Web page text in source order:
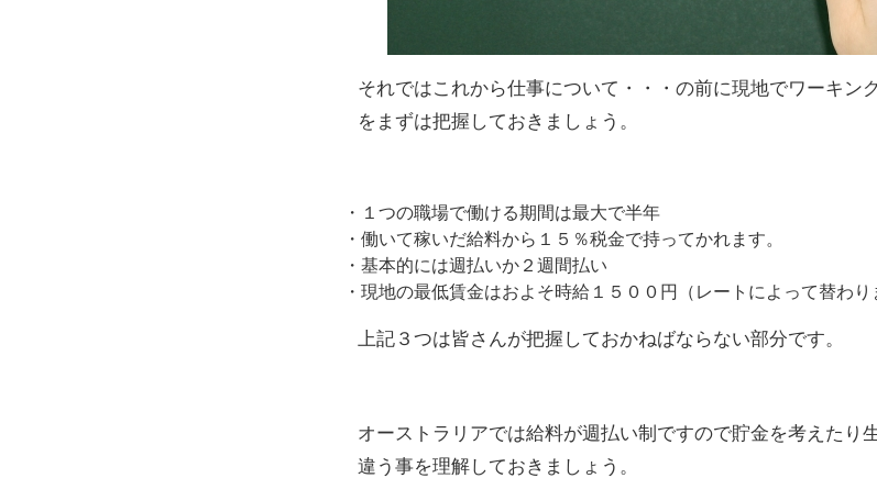
それではこれから仕事について・・・の前に現地でワーキン
をまずは把握しておきましょう。
・１つの職場で働ける期間は最大で半年
・働いて稼いだ給料から１５％税金で持ってかれます。
・基本的には週払いか２週間払い
・現地の最低賃金はおよそ時給１５００円（レートによって替わり
上記３つは皆さんが把握しておかねばならない部分です。
オーストラリアでは給料が週払い制ですので貯金を考えたり
違う事を理解しておきましょう。